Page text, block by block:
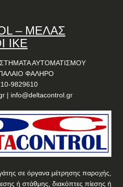
– ΜΕΛΑΣ
ΙΚΕ
ΑΥΤΟΜΑΤΙΣΜΟΥ
ΦΑΛΗΡΟ
9829610
| info@deltacontrol.gr
σε όργανα μέτρησης παροχής,
ή στάθμης, διακόπτες πίεσης ή